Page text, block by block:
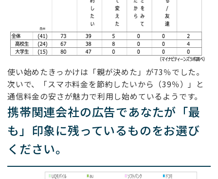
使い始めたきっかけは「親が決めた」が73％でした。
次いで、「スマホ料金を節約したいから（39％）」と
通信料金の安さが魅力で利用し始めているようです。
携帯関連会社の広告であなたが「最
も」印象に残っているものをお選び
ください。